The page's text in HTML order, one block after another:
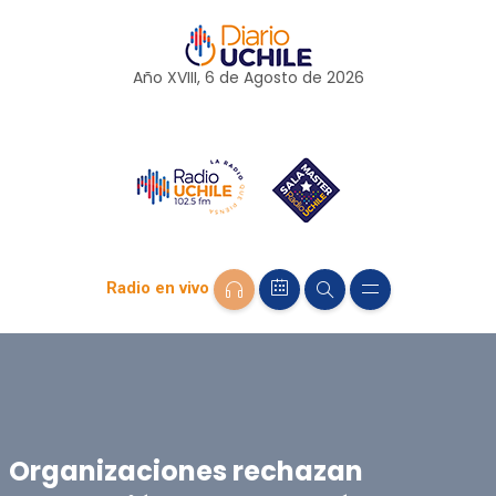
Año XVIII, 6 de Agosto de 2026
Radio en vivo
Organizaciones rechazan